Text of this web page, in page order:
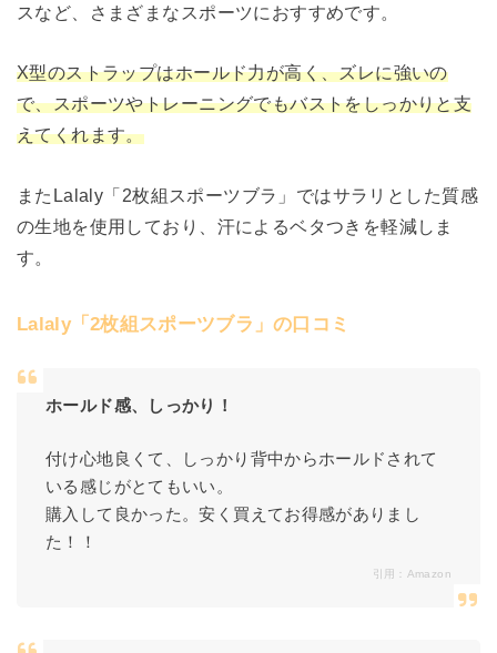
スなど、さまざまなスポーツにおすすめです。
X型のストラップはホールド力が高く、ズレに強いの
で、スポーツやトレーニングでもバストをしっかりと支
えてくれます。
またLalaly「2枚組スポーツブラ」ではサラリとした質感
の生地を使用しており、汗によるベタつきを軽減しま
す。
Lalaly「2枚組スポーツブラ」の口コミ
ホールド感、しっかり！
付け心地良くて、しっかり背中からホールドされて
いる感じがとてもいい。
購入して良かった。安く買えてお得感がありまし
た！！
引用： Amazon